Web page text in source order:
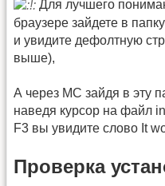
Для лучшего
браузере зайдете в
и увидите дефолтную
выше),
А через МС зайдя в эту
наведя курсор на файл
F3 вы увидите слово It
Проверка